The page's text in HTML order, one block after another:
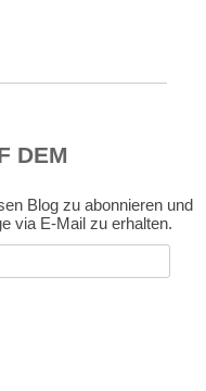
DEM
Blog zu abonnieren und
via E-Mail zu erhalten.